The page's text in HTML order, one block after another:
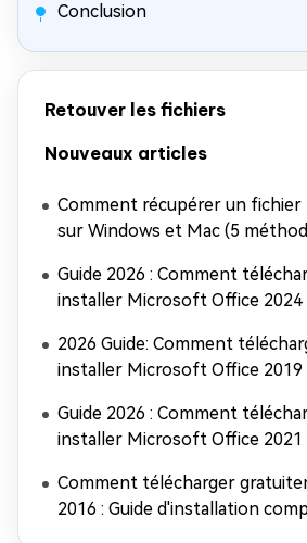
Conclusion
Retouver les fichiers
Nouveaux articles
Comment récupérer un fichier
sur Windows et Mac (5
Guide 2026 : Comment
installer Microsoft Office 2024
2026 Guide: Comment
installer Microsoft Office 2019
Guide 2026 : Comment
installer Microsoft Office 2021
Comment télécharger
2016 : Guide d'installation